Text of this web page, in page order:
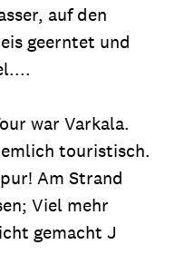
auf den
geerntet und
war Varkala.
touristisch.
Am Strand
Viel mehr
gemacht J